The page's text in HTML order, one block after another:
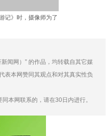
记》时，摄像师为了
闻网）” 的作品，均转载自其它媒
表本网赞同其观点和对其真实性负
本网联系的，请在30日内进行。